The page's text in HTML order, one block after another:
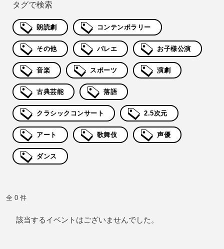
タグで検索
朗読劇 コンテンポラリー
その他 バレエ お子様公演
音楽 スポーツ 演劇
古典芸能 落語
クラシックコンサート 2.5次元
アート 歌舞伎 声優
ダンス
全 0 件
該当するイベントはございませんでした。